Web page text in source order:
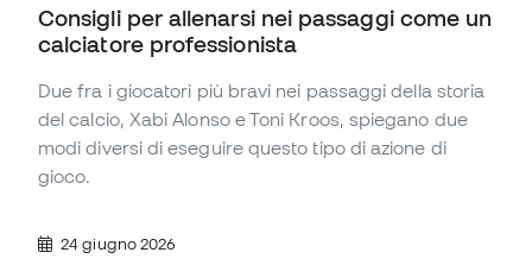
Consigli per allenarsi nei passaggi come un
calciatore professionista
Due fra i giocatori più bravi nei passaggi della storia
del calcio, Xabi Alonso e Toni Kroos, spiegano due
modi diversi di eseguire questo tipo di azione di
gioco.
24 giugno 2026